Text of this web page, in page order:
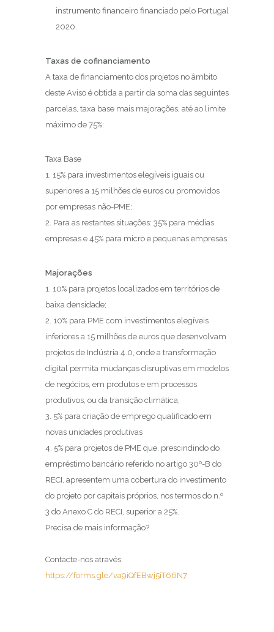
instrumento financeiro financiado pelo Portugal
2020.
Taxas de cofinanciamento
A taxa de financiamento dos projetos no âmbito
deste Aviso é obtida a partir da soma das seguintes
parcelas, taxa base mais majorações, até ao limite
máximo de 75%:
Taxa Base
1. 15% para investimentos elegíveis iguais ou
superiores a 15 milhões de euros ou promovidos
por empresas não-PME;
2. Para as restantes situações: 35% para médias
empresas e 45% para micro e pequenas empresas.
Majorações
1. 10% para projetos localizados em territórios de
baixa densidade;
2. 10% para PME com investimentos elegíveis
inferiores a 15 milhões de euros que desenvolvam
projetos de Indústria 4.0, onde a transformação
digital permita mudanças disruptivas em modelos
de negócios, em produtos e em processos
produtivos, ou da transição climática;
3. 5% para criação de emprego qualificado em
novas unidades produtivas
4. 5% para projetos de PME que, prescindindo do
empréstimo bancário referido no artigo 30º-B do
RECI, apresentem uma cobertura do investimento
do projeto por capitais próprios, nos termos do n.º
3 do Anexo C do RECI, superior a 25%.
Precisa de mais informação?
Contacte-nos através:
https://forms.gle/va9iQfEBwj5iT66N7